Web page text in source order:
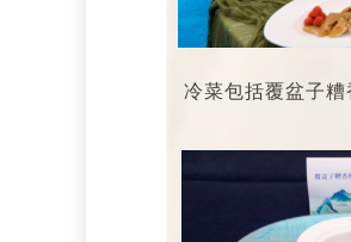
冷菜包括覆盆子